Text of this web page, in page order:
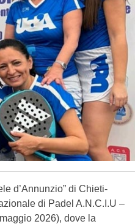
d’Annunzio” di Chieti-
di Padel A.N.C.I.U –
2026), dove la